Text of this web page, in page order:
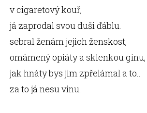
v cigaretový kouř,
já zaprodal svou duši ďáblu.
sebral ženám jejich ženskost,
omámený opiáty a sklenkou ginu,
jak hnáty bys jim zpřelámal a to..
za to já nesu vinu.